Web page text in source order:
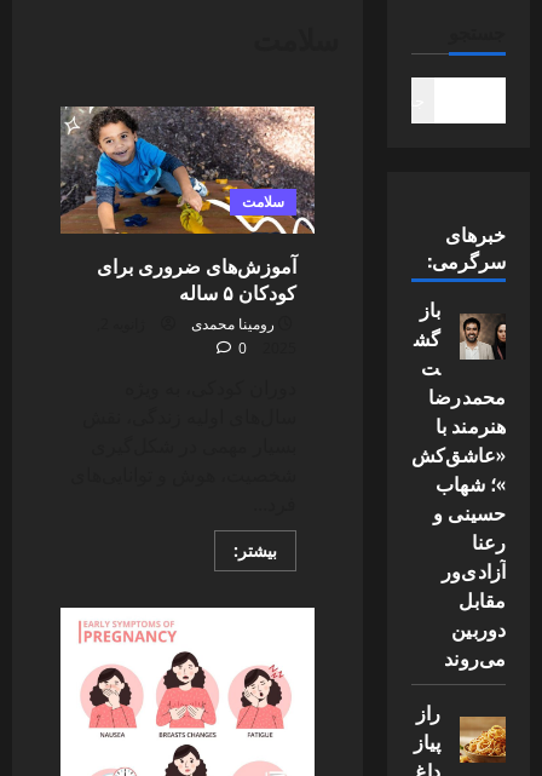
سلامت
آموزش‌های ضروری برای
کودکان ۵ ساله
رومینا محمدی
0
بیشتر:Read
more
کودکان
ساله
خبرهای
سرگرمی:
باز
گش
ت
محمدرضا
هنرمند با
«عاشق‌کش
»؛ شهاب
حسینی و
رعنا
آزادی‌ور
مقابل
دوربین
می‌روند
راز
پیاز